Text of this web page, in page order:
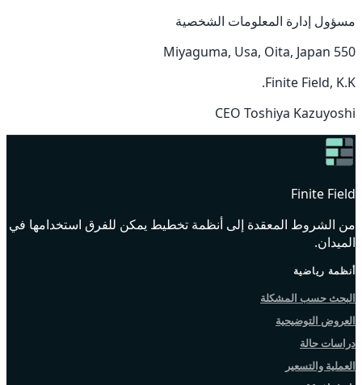
مسؤول إدارة المعلومات الشخصية
550 Miyaguma, Usa, Oita, Japan
Finite Field, K.K.
CEO Toshiya Kazuyoshi
Finite Field
من الشروط المعقدة إلى أنظمة تخطيط يمكن للفرق استخدامها في
الميدان.
أنظمة رياضية
البحث حسب المشكلة
العروض التوضيحية
دراسات حالة
العملية والتسعير